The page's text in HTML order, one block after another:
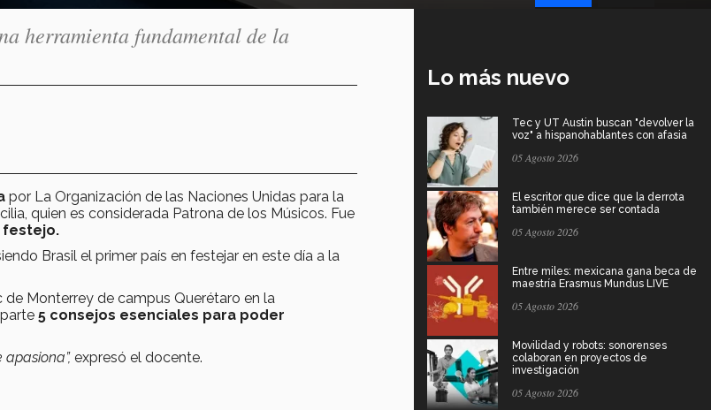
herramienta fundamental de la
por La Organización de las Naciones Unidas para la
quien es considerada Patrona de los Músicos. Fue
festejo.
Brasil el primer país en festejar en este día a la
Monterrey de campus Querétaro en la
5 consejos esenciales para poder
expresó el docente.
Lo más nuevo
Tec y UT Austin buscan "devolver la
voz" a hispanohablantes con afasia
05 Agosto 2026
El escritor que dice que la derrota
también merece ser contada
05 Agosto 2026
Entre miles: mexicana gana beca de
maestría Erasmus Mundus LIVE
05 Agosto 2026
Movilidad y robots: sonorenses
colaboran en proyectos de
investigación
05 Agosto 2026